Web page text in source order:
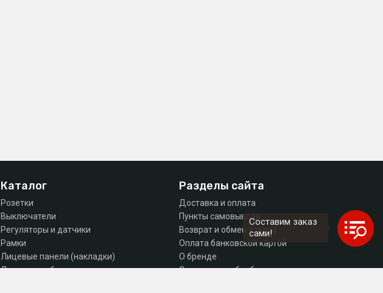
Каталог
Розетки
Выключатели
Регуляторы и датчики
Рамки
Лицевые панели (накладки)
Лючки, коробки, комплектующие
Разделы сайта
Доставка и оплата
Пункты самовывоза
Возврат и обмен товара
Оплата банковской картой
О бренде
Согласие на обработку персональных данных
Составим заказ
сами!